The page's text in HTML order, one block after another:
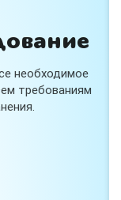
необходимое
требованиям